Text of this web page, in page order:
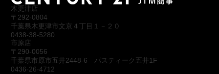
木更津店
〒292-0804
千葉県木更津市文京４丁目１－２０
0438-38-5280
市原店
〒290-0056
千葉県市原市五井2448-6 パスティーク五井1F
0436-26-4712